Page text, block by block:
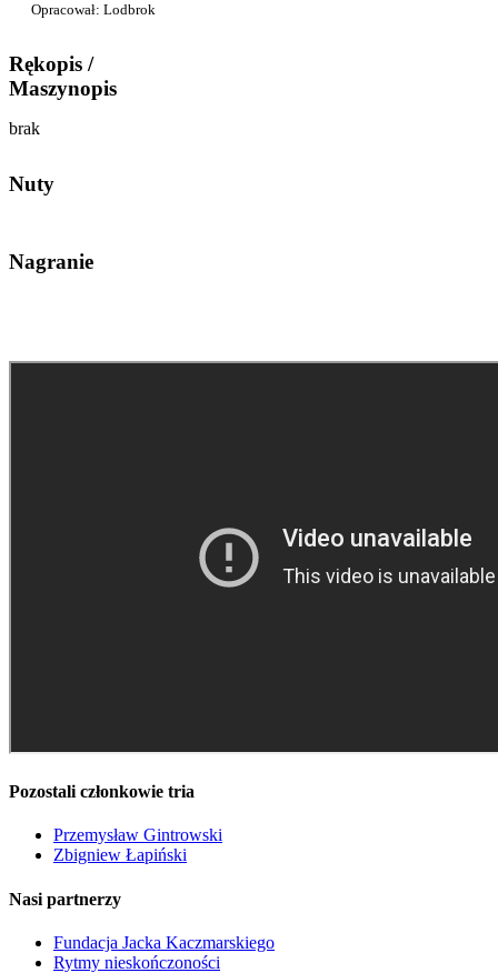
Opracował: Lodbrok
Rękopis /
Maszynopis
brak
Nuty
Nagranie
Pozostali członkowie tria
Przemysław Gintrowski
Zbigniew Łapiński
Nasi partnerzy
Fundacja Jacka Kaczmarskiego
Rytmy nieskończoności